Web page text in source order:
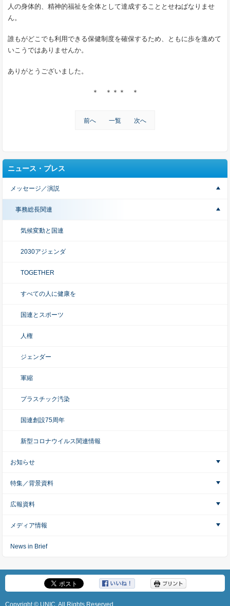
人の身体的、精神的福祉を全体として達成することとせねばなりませ
ん。
誰もがどこでも利用できる保健制度を確保するため、ともに歩を進めて
いこうではありませんか。
ありがとうございました。
＊ ＊＊＊ ＊
前へ 一覧 次へ
ニュース・プレス
メッセージ／演説
事務総長関連
気候変動と国連
2030アジェンダ
TOGETHER
すべての人に健康を
国連とスポーツ
人権
ジェンダー
軍縮
プラスチック汚染
国連創設75周年
新型コロナウイルス関連情報
お知らせ
特集／背景資料
広報資料
メディア情報
News in Brief
Copyright © UNIC, All Rights Reserved.